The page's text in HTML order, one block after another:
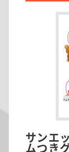
サンエ
ムつき